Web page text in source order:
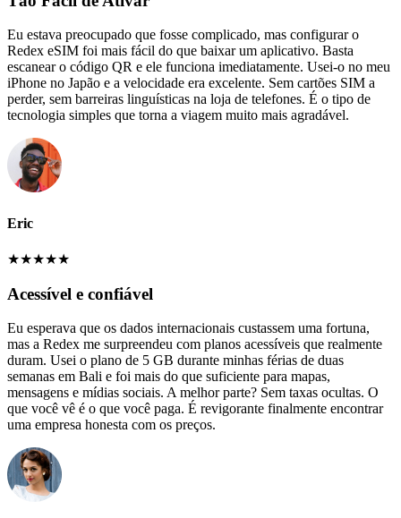
Eu estava preocupado que fosse complicado, mas configurar o
Redex eSIM foi mais fácil do que baixar um aplicativo. Basta
escanear o código QR e ele funciona imediatamente. Usei-o no meu
iPhone no Japão e a velocidade era excelente. Sem cartões SIM a
perder, sem barreiras linguísticas na loja de telefones. É o tipo de
tecnologia simples que torna a viagem muito mais agradável.
Eric
★★★★★
Acessível e confiável
Eu esperava que os dados internacionais custassem uma fortuna,
mas a Redex me surpreendeu com planos acessíveis que realmente
duram. Usei o plano de 5 GB durante minhas férias de duas
semanas em Bali e foi mais do que suficiente para mapas,
mensagens e mídias sociais. A melhor parte? Sem taxas ocultas. O
que você vê é o que você paga. É revigorante finalmente encontrar
uma empresa honesta com os preços.